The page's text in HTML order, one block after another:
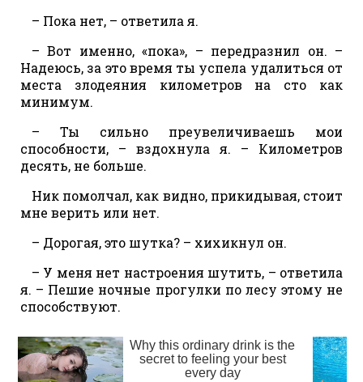
– Пока нет, – ответила я.
– Вот именно, «пока», – передразнил он. –
Надеюсь, за это время ты успела удалиться от
места злодеяния километров на сто как
минимум.
– Ты сильно преувеличиваешь мои
способности, – вздохнула я. – Километров
десять, не больше.
Ник помолчал, как видно, прикидывая, стоит
мне верить или нет.
– Дорогая, это шутка? – хихикнул он.
– У меня нет настроения шутить, – ответила
я. – Пешие ночные прогулки по лесу этому не
способствуют.